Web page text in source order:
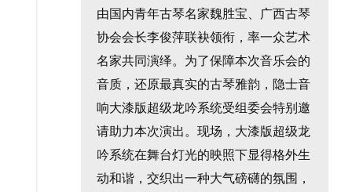
由国内青年古琴名家魏胜宝、广西古琴
协会会长李俊萍联袂领衔，率一众艺术
名家共同演绎。为了保障本次音乐会的
音质，还原最真实的古琴雅韵，隐士音
响大漆版超级龙吟系统受组委会特别邀
请助力本次演出。现场，大漆版超级龙
吟系统在舞台灯光的映照下显得格外生
动和谐，交织出一种大气磅礴的氛围，